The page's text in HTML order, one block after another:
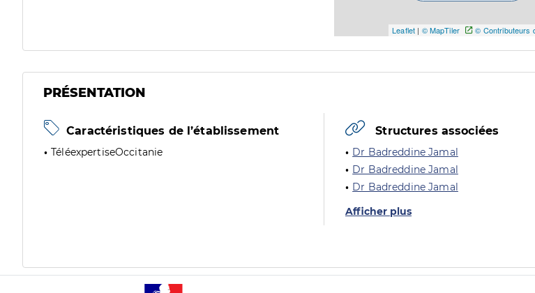
Leaflet | © MapTiler © Contributeurs
PRÉSENTATION
Caractéristiques de l’établissement
TéléexpertiseOccitanie
Structures associées
Dr Badreddine Jamal
Dr Badreddine Jamal
Dr Badreddine Jamal
Afficher plus